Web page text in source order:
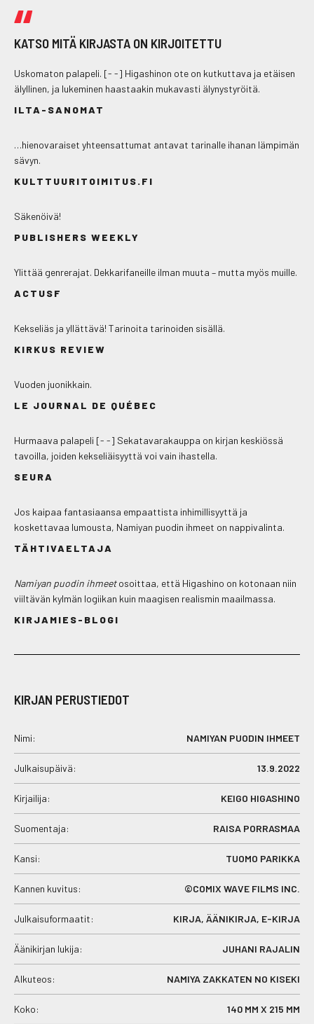
KATSO MITÄ KIRJASTA ON KIRJOITETTU
Uskomaton palapeli. [- -] Higashinon ote on kutkuttava ja etäisen
älyllinen, ja lukeminen haastaakin mukavasti älynystyröitä.
ILTA-SANOMAT
…hienovaraiset yhteensattumat antavat tarinalle ihanan lämpimän
sävyn.
KULTTUURITOIMITUS.FI
Säkenöivä!
PUBLISHERS WEEKLY
Ylittää genrerajat. Dekkarifaneille ilman muuta – mutta myös muille.
ACTUSF
Kekseliäs ja yllättävä! Tarinoita tarinoiden sisällä.
KIRKUS REVIEW
Vuoden juonikkain.
LE JOURNAL DE QUÉBEC
Hurmaava palapeli [- -] Sekatavarakauppa on kirjan keskiössä
tavoilla, joiden kekseliäisyyttä voi vain ihastella.
SEURA
Jos kaipaa fantasiaansa empaattista inhimillisyyttä ja
koskettavaa lumousta, Namiyan puodin ihmeet on nappivalinta.
TÄHTIVAELTAJA
Namiyan puodin ihmeetosoittaa, että Higashino on kotonaan niin
viiltävän kylmän logiikan kuin maagisen realismin maailmassa.
KIRJAMIES-BLOGI
KIRJAN PERUSTIEDOT
Nimi: NAMIYAN PUODIN IHMEET
Julkaisupäivä: 13.9.2022
Kirjailija: KEIGO HIGASHINO
Suomentaja: RAISA PORRASMAA
Kansi: TUOMO PARIKKA
Kannen kuvitus: ©COMIX WAVE FILMS INC.
Julkaisuformaatit: KIRJA, ÄÄNIKIRJA, E-KIRJA
Äänikirjan lukija: JUHANI RAJALIN
Alkuteos: NAMIYA ZAKKATEN NO KISEKI
Koko: 140 MM X 215 MM